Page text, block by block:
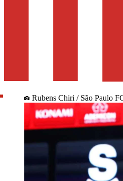
Rubens Chiri / São Paulo